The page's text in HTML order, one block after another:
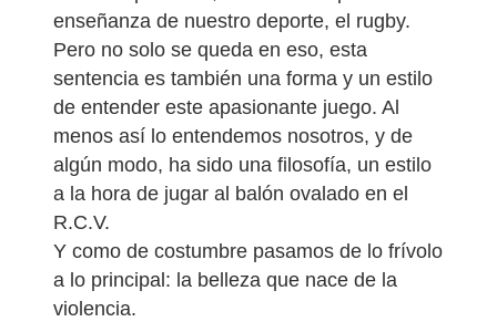
enseñanza de nuestro deporte, el rugby.
Pero no solo se queda en eso, esta
sentencia es también una forma y un estilo
de entender este apasionante juego. Al
menos así lo entendemos nosotros, y de
algún modo, ha sido una filosofía, un estilo
a la hora de jugar al balón ovalado en el
R.C.V.
Y como de costumbre pasamos de lo frívolo
a lo principal: la belleza que nace de la
violencia.